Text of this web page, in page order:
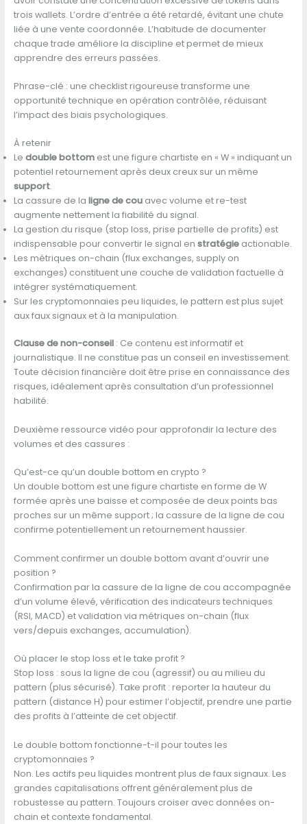
trois wallets. L’ordre d’entrée a été retardé, évitant une chute
liée à une vente coordonnée. L’habitude de documenter
chaque trade améliore la discipline et permet de mieux
apprendre des erreurs passées.
Phrase-clé : une checklist rigoureuse transforme une
opportunité technique en opération contrôlée, réduisant
l’impact des biais psychologiques.
À retenir
Le double bottomest une figure chartiste en « W » indiquant un
potentiel retournement après deux creux sur un même
support.
La cassure de la ligne de couavec volume et re-test
augmente nettement la fiabilité du signal.
La gestion du risque (stop loss, prise partielle de profits) est
indispensable pour convertir le signal en stratégieactionable.
Les métriques on-chain (flux exchanges, supply on
exchanges) constituent une couche de validation factuelle à
intégrer systématiquement.
Sur les cryptomonnaies peu liquides, le pattern est plus sujet
aux faux signaux et à la manipulation.
Clause de non-conseil: Ce contenu est informatif et
journalistique. Il ne constitue pas un conseil en investissement.
Toute décision financière doit être prise en connaissance des
risques, idéalement après consultation d’un professionnel
habilité.
Deuxième ressource vidéo pour approfondir la lecture des
volumes et des cassures :
Qu’est-ce qu’un double bottom en crypto ?
Un double bottom est une figure chartiste en forme de W
formée après une baisse et composée de deux points bas
proches sur un même support ; la cassure de la ligne de cou
confirme potentiellement un retournement haussier.
Comment confirmer un double bottom avant d’ouvrir une
position ?
Confirmation par la cassure de la ligne de cou accompagnée
d’un volume élevé, vérification des indicateurs techniques
(RSI, MACD) et validation via métriques on-chain (flux
vers/depuis exchanges, accumulation).
Où placer le stop loss et le take profit ?
Stop loss : sous la ligne de cou (agressif) ou au milieu du
pattern (plus sécurisé). Take profit : reporter la hauteur du
pattern (distance H) pour estimer l’objectif, prendre une partie
des profits à l’atteinte de cet objectif.
Le double bottom fonctionne-t-il pour toutes les
cryptomonnaies ?
Non. Les actifs peu liquides montrent plus de faux signaux. Les
grandes capitalisations offrent généralement plus de
robustesse au pattern. Toujours croiser avec données on-
chain et contexte fondamental.